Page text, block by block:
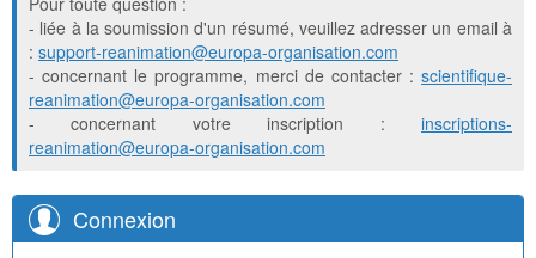
- liée à la soumission d'un résumé, veuillez adresser un email à
: support-reanimation@europa-organisation.com
- concernant le programme, merci de contacter : scientifique-
reanimation@europa-organisation.com
- concernant votre inscription : inscriptions-
reanimation@europa-organisation.com
Connexion